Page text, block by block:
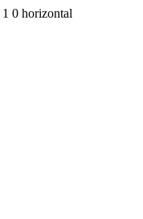
1 0 horizontal